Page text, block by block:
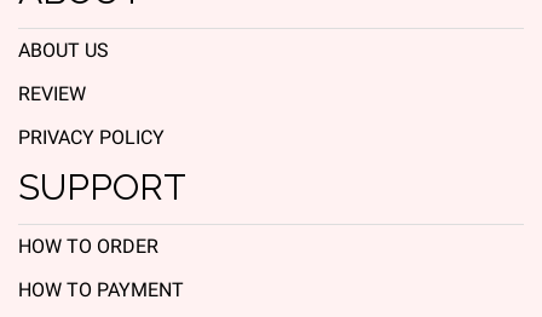
ABOUT US
REVIEW
PRIVACY POLICY
SUPPORT
HOW TO ORDER
HOW TO PAYMENT